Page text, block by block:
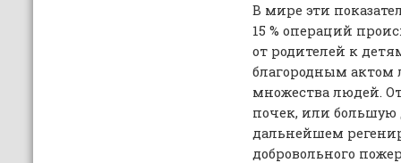
В мире эти
15 % операций
от родителей к
благородным актом
множества людей.
почек, или большую
дальнейшем
добровольного